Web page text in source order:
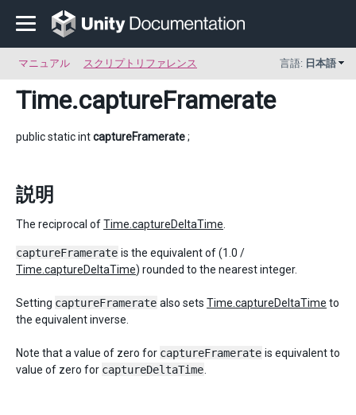
マニュアル スクリプトリファレンス 言語: 日本語
Time.captureFramerate
public static intcaptureFramerate;
説明
The reciprocal ofTime.captureDeltaTime
captureFramerate is the equivalent of (1.0 /
Time.captureDeltaTime) rounded to the nearest integer.
Setting captureFramerate also sets Time.captureDeltaTime to
the equivalent inverse.
Note that a value of zero for captureFramerate is equivalent to
value of zero for captureDeltaTime